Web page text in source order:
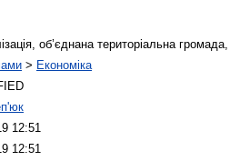
об’єднана територіальна
> Економіка
12:51
12:51